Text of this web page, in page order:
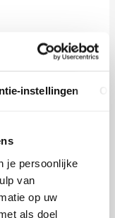
instellingen
je persoonlijke
van
op uw
als doel
19 augustus